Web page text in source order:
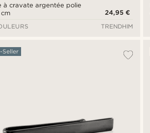
à cravate argentée polie
24,95 €
TRENDHIM
Seller